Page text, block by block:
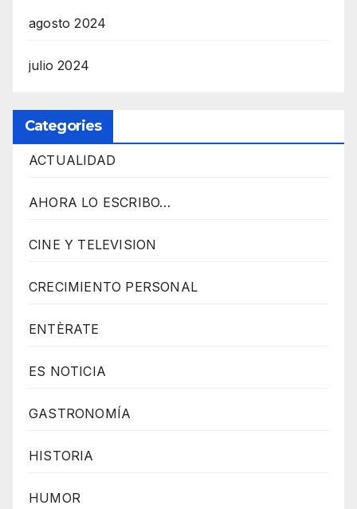
agosto 2024
julio 2024
Categories
ACTUALIDAD
AHORA LO ESCRIBO…
CINE Y TELEVISION
CRECIMIENTO PERSONAL
ENTÈRATE
ES NOTICIA
GASTRONOMÍA
HISTORIA
HUMOR